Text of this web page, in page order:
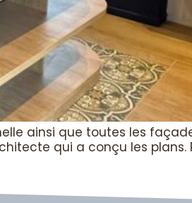
ainsi que toutes les
qui a conçu les plans.